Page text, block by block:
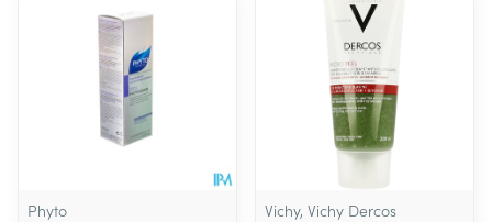
Phyto
Vichy, Vichy Dercos